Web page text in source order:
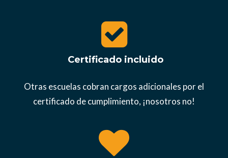
Certificado incluido
Otras escuelas cobran cargos adicionales por el
certificado de cumplimiento, ¡nosotros no!